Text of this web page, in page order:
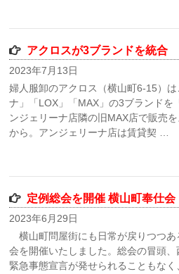
アクロスが3ブランドを統合
2023年7月13日
婦人服卸のアクロス（横山町6-15）
ナ」「LOX」「MAX」の3ブランドを
ンジェリーナ店隣の旧MAX店で販売
から。アンジェリーナ店は賃貸契 …
定例総会を開催 横山町奉仕会
2023年6月29日
横山町問屋街にも日常が戻りつつあ
会を開催いたしました。総会の冒頭
緊急事態宣言が発せられることもな